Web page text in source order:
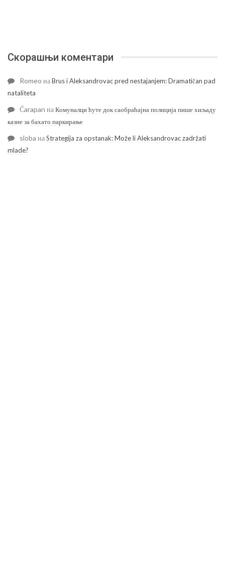
Скорашњи коментари
Romeo наBrus i Aleksandrovac pred nestajanjem: Dramatičan pad
nataliteta
Čarapan наКомуналци ћуте док саобраћајна полиција пише хиљаду
казне за бахато паркирање
sloba наStrategija za opstanak: Može li Aleksandrovac zadržati
mlade?